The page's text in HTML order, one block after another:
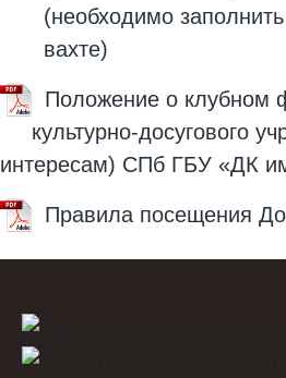
(необходимо
вахте)
Положение о клубном
культурно-досугового
интересам) СПб ГБУ «ДК
Правила посещения